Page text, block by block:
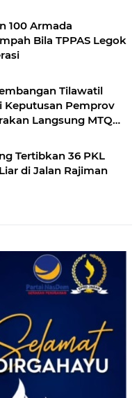
100 Armada
Bila TPPAS Legok
Tilawatil
Keputusan Pemprov
Langsung MTQ
Tertibkan 36 PKL
di Jalan Rajiman